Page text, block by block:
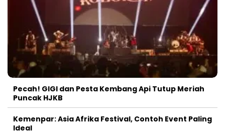
Pecah! GIGI dan Pesta Kembang Api Tutup Meriah
Puncak HJKB
Kemenpar: Asia Afrika Festival, Contoh Event Paling
Ideal